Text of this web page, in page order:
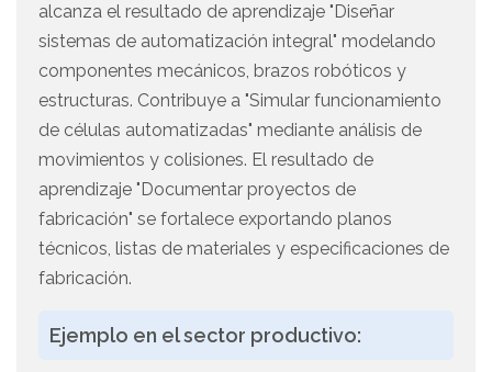
alcanza el resultado de aprendizaje "Diseñar
sistemas de automatización integral" modelando
componentes mecánicos, brazos robóticos y
estructuras. Contribuye a "Simular funcionamiento
de células automatizadas" mediante análisis de
movimientos y colisiones. El resultado de
aprendizaje "Documentar proyectos de
fabricación" se fortalece exportando planos
técnicos, listas de materiales y especificaciones de
fabricación.
Ejemplo en el sector productivo: